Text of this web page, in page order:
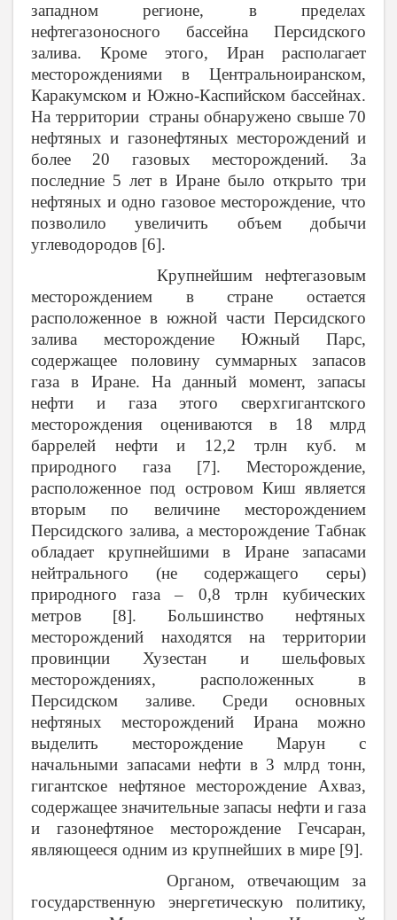
западном регионе, в пределах
нефтегазоносного бассейна Персидского
залива. Кроме этого, Иран располагает
месторождениями в Центральноиранском,
Каракумском и Южно-Каспийском бассейнах.
На территории страны обнаружено свыше 70
нефтяных и газонефтяных месторождений и
более 20 газовых месторождений. За
последние 5 лет в Иране было открыто три
нефтяных и одно газовое месторождение, что
позволило увеличить объем добычи
углеводородов [6].
Крупнейшим нефтегазовым
месторождением в стране остается
расположенное в южной части Персидского
залива месторождение Южный Парс,
содержащее половину суммарных запасов
газа в Иране. На данный момент, запасы
нефти и газа этого сверхгигантского
месторождения оцениваются в 18 млрд
баррелей нефти и 12,2 трлн куб. м
природного газа [7]. Месторождение,
расположенное под островом Киш является
вторым по величине месторождением
Персидского залива, а месторождение Табнак
обладает крупнейшими в Иране запасами
нейтрального (не содержащего серы)
природного газа – 0,8 трлн кубических
метров [8]. Большинство нефтяных
месторождений находятся на территории
провинции Хузестан и шельфовых
месторождениях, расположенных в
Персидском заливе. Среди основных
нефтяных месторождений Ирана можно
выделить месторождение Марун с
начальными запасами нефти в 3 млрд тонн,
гигантское нефтяное месторождение Ахваз,
содержащее значительные запасы нефти и газа
и газонефтяное месторождение Гечсаран,
являющееся одним из крупнейших в мире [9].
Органом, отвечающим за
государственную энергетическую политику,